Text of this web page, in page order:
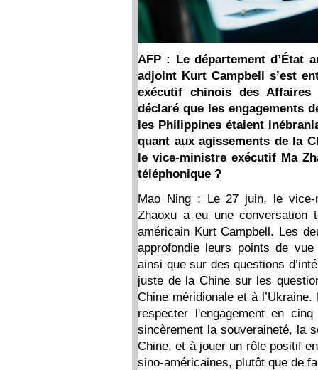
AFP : Le département d’État
adjoint Kurt Campbell s’est
exécutif chinois des Affaires
déclaré que les engagements
les Philippines étaient
quant aux agissements de la
le vice-ministre exécutif Ma
téléphonique ?
Mao Ning : Le 27 juin, le vice-
Zhaoxu a eu une conversation
américain Kurt Campbell. Les
approfondie leurs points de
ainsi que sur des questions
juste de la Chine sur les
Chine méridionale et à
respecter l'engagement en
sincèrement la souveraineté, la
Chine, et à jouer un rôle positif
sino-américaines, plutôt que de